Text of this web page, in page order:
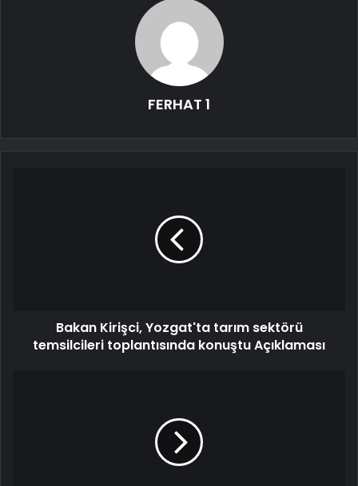
FERHAT 1
Bakan Kirişci, Yozgat'ta tarım sektörü
temsilcileri toplantısında konuştu Açıklaması